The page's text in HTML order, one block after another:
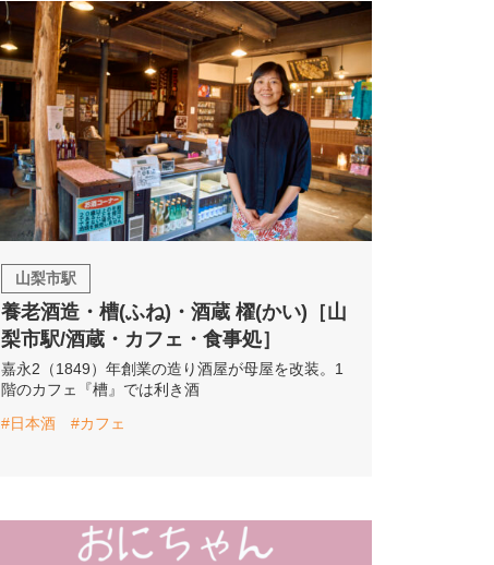
山梨市駅
養老酒造・槽(ふね)・酒蔵 櫂(かい)［山
梨市駅/酒蔵・カフェ・食事処］
嘉永2（1849）年創業の造り酒屋が母屋を改装。1
階のカフェ『槽』では利き酒
#日本酒
#カフェ